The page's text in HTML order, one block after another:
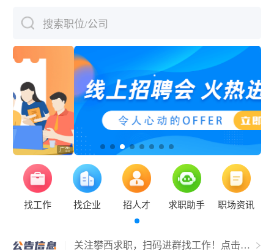
搜索职位/公司
找工作 找企业 招人才 求职助手 职场资讯
关注攀西求职，扫码进群找工作！点击查